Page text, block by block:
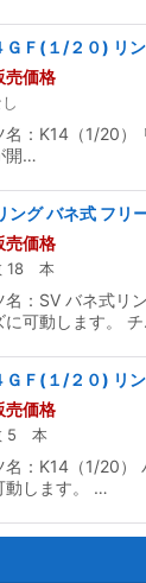
ＧＦ(１/２０) リ
売価格
名：K14（1/20）
開…
ング バネ式 フリ
売価格
18 本
名：SV バネ式リ
に可動します。
ＧＦ(１/２０) リ
売価格
5 本
名：K14（1/20）
動します。 …